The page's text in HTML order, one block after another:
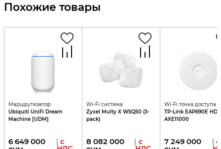
Похожие товары
Маршрутизатор
Ubiquiti UniFi Dream
Machine [UDM]
6 649 000 | с
Wi-Fi система
Zyxel Multy X WSQ50 (3-
pack)
8 082 000 | с
Wi-Fi точка доступа
TP-Link EAP690E HD /
AXE11000
7 249 000 | с